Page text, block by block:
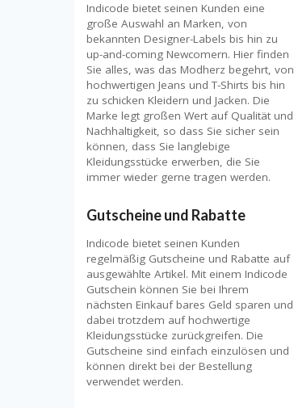
Indicode bietet seinen Kunden eine
große Auswahl an Marken, von
bekannten Designer-Labels bis hin zu
up-and-coming Newcomern. Hier finden
Sie alles, was das Modherz begehrt, von
hochwertigen Jeans und T-Shirts bis hin
zu schicken Kleidern und Jacken. Die
Marke legt großen Wert auf Qualität und
Nachhaltigkeit, so dass Sie sicher sein
können, dass Sie langlebige
Kleidungsstücke erwerben, die Sie
immer wieder gerne tragen werden.
Gutscheine und Rabatte
Indicode bietet seinen Kunden
regelmäßig Gutscheine und Rabatte auf
ausgewählte Artikel. Mit einem Indicode
Gutschein können Sie bei Ihrem
nächsten Einkauf bares Geld sparen und
dabei trotzdem auf hochwertige
Kleidungsstücke zurückgreifen. Die
Gutscheine sind einfach einzulösen und
können direkt bei der Bestellung
verwendet werden.